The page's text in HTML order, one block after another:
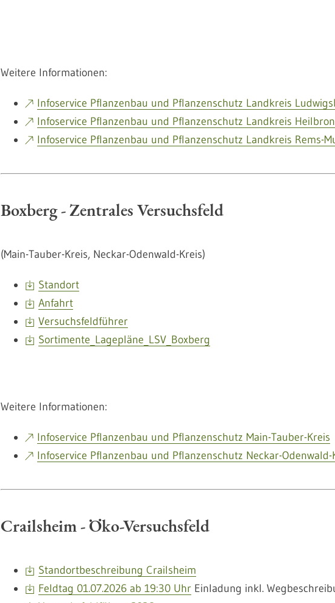
Weitere Informationen:
Infoservice Pflanzenbau und Pflanzenschutz Landkreis
Infoservice Pflanzenbau und Pflanzenschutz Landkreis
Infoservice Pflanzenbau und Pflanzenschutz Landkreis Rems-
Boxberg - Zentrales Versuchsfeld
(Main-Tauber-Kreis, Neckar-Odenwald-Kreis)
Standort
Anfahrt
Versuchsfeldführer
Sortimente_Lagepläne_LSV_Boxberg
Weitere Informationen:
Infoservice Pflanzenbau und Pflanzenschutz Main-Tauber-Kreis
Infoservice Pflanzenbau und Pflanzenschutz Neckar-Odenwald-
Crailsheim - Öko-Versuchsfeld
Standortbeschreibung Crailsheim
Feldtag 01.07.2026 ab 19:30 Uhr Einladung inkl.